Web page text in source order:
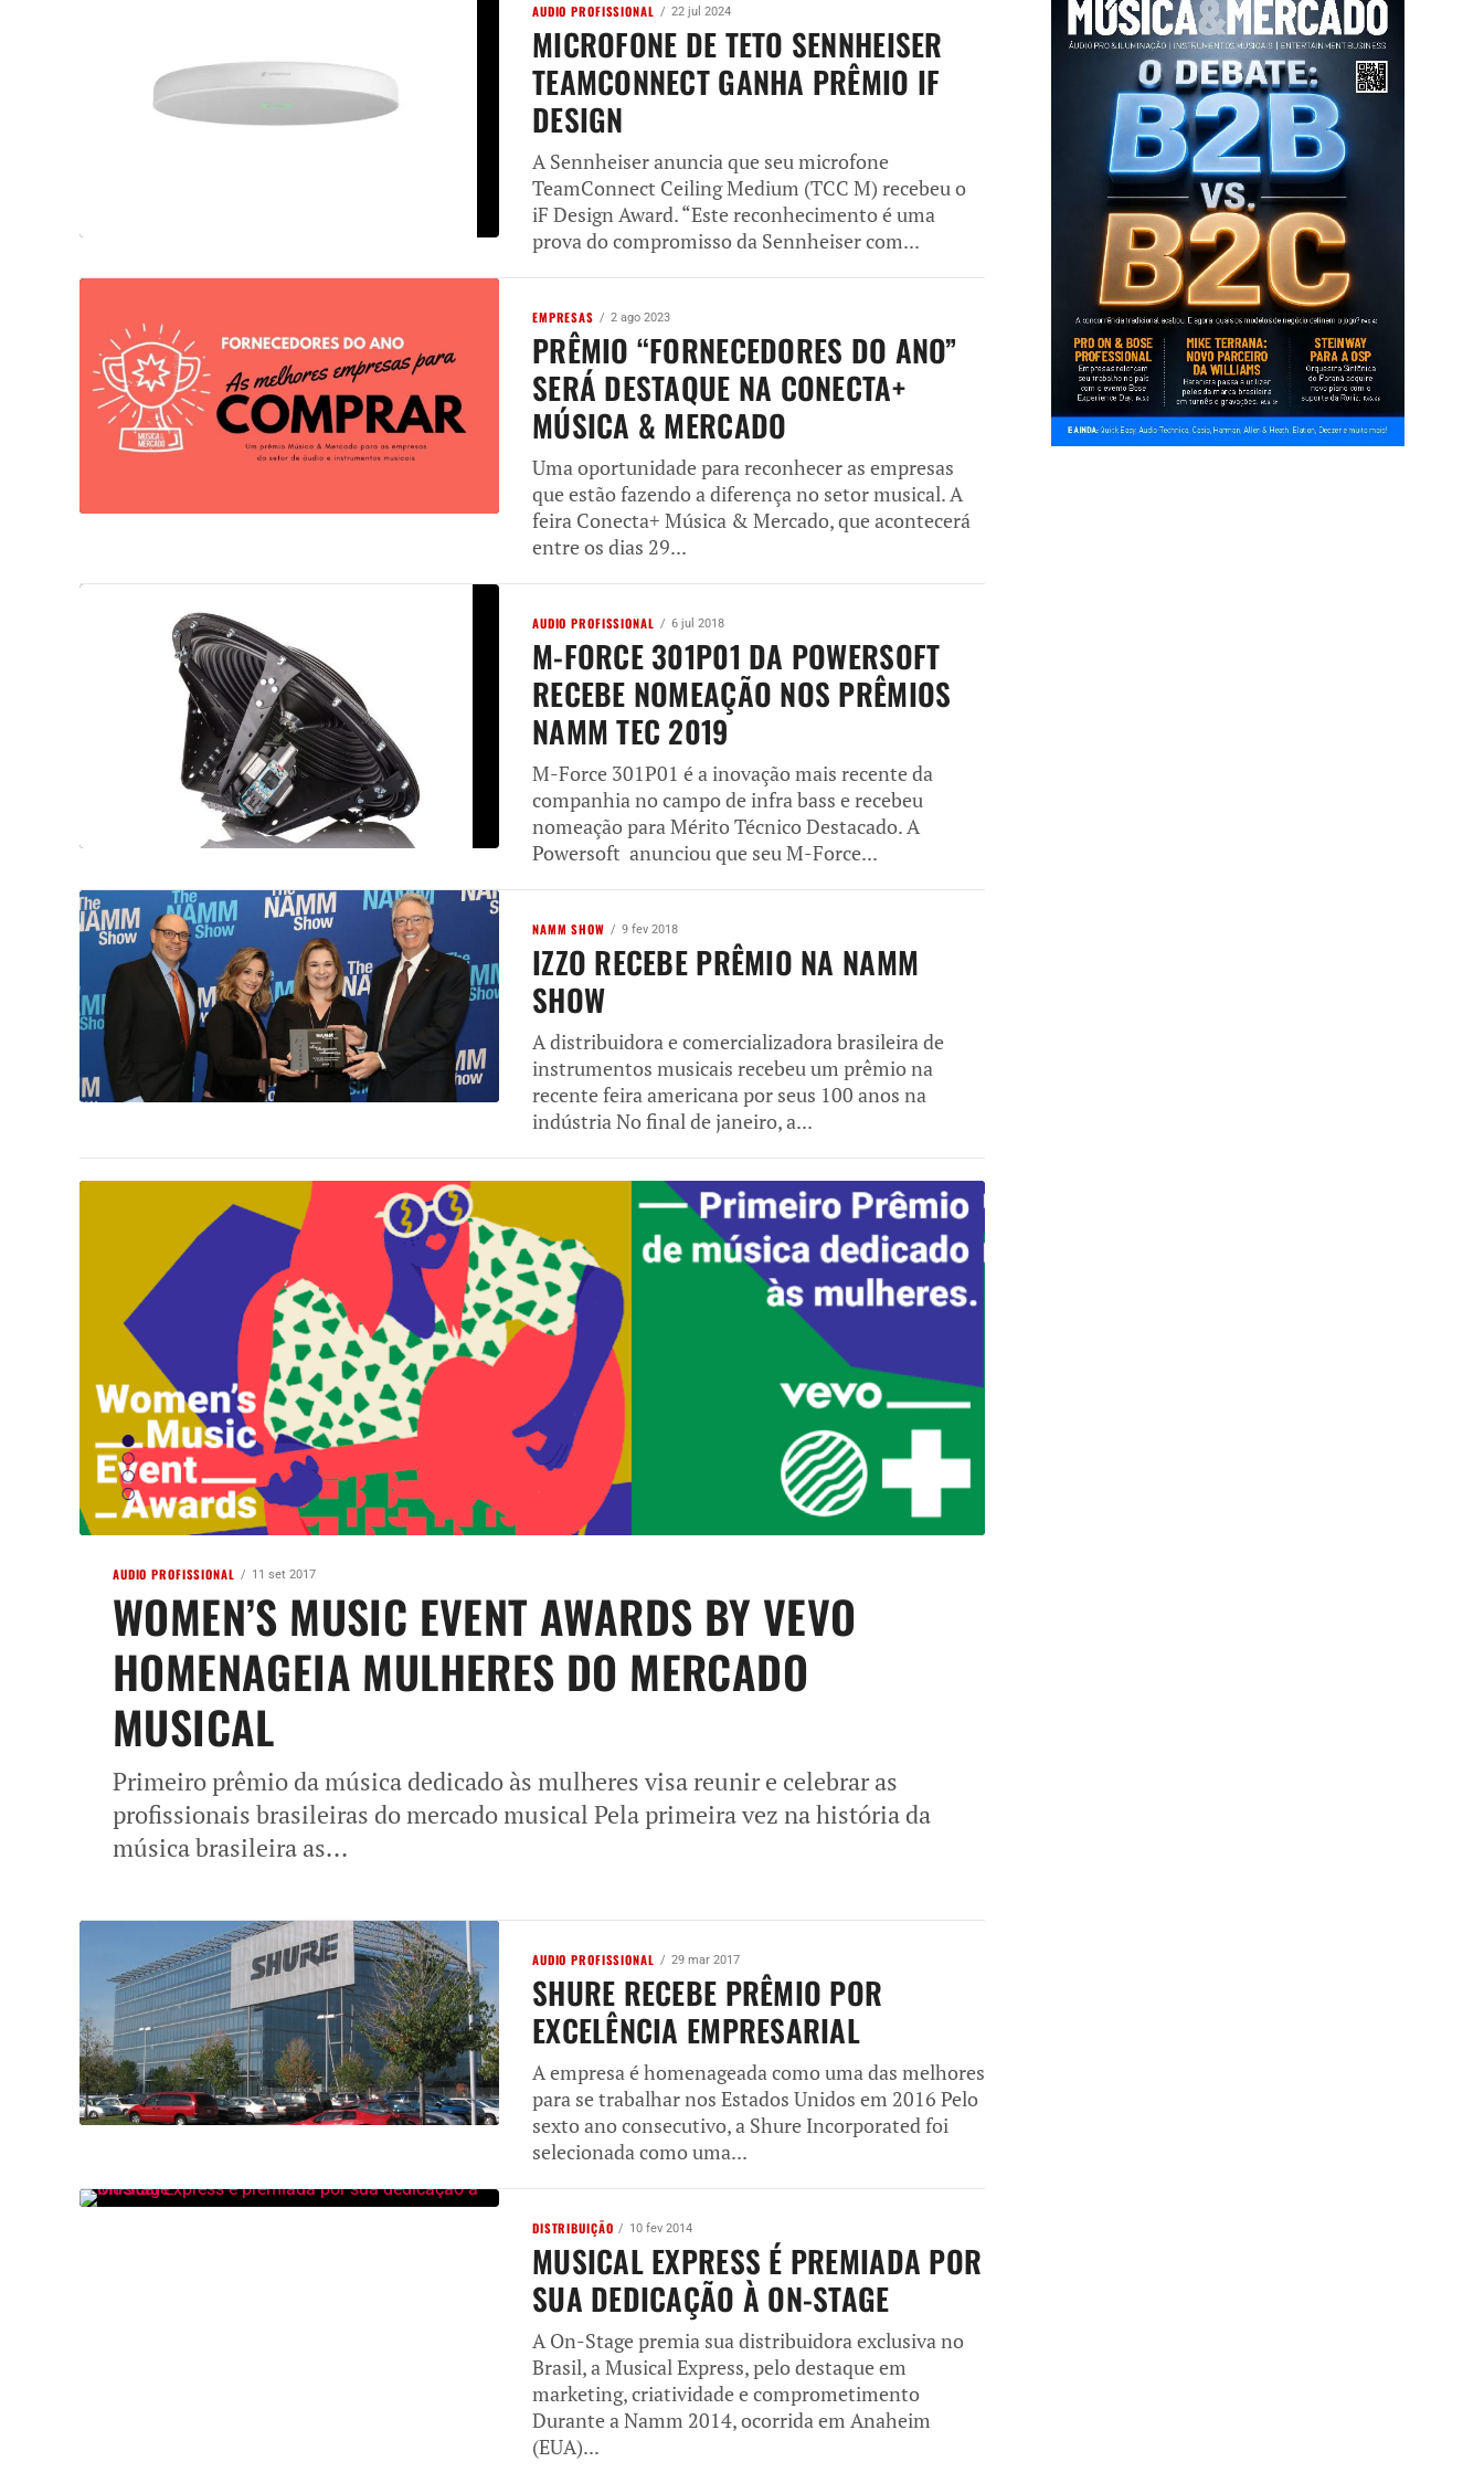
AUDIO PROFISSIONAL 22 jul 2024
MICROFONE DE TETO SENNHEISER
TEAMCONNECT GANHA PRÊMIO IF
DESIGN
A Sennheiser anuncia que seu microfone
TeamConnect Ceiling Medium (TCC M) recebeu o
iF Design Award. “Este reconhecimento é uma
prova do compromisso da Sennheiser com...
EMPRESAS 2 ago 2023
PRÊMIO “FORNECEDORES DO ANO”
SERÁ DESTAQUE NA CONECTA+
MÚSICA & MERCADO
Uma oportunidade para reconhecer as empresas
que estão fazendo a diferença no setor musical. A
feira Conecta+ Música & Mercado, que acontecerá
entre os dias 29...
AUDIO PROFISSIONAL 6 jul 2018
M-FORCE 301P01 DA POWERSOFT
RECEBE NOMEAÇÃO NOS PRÊMIOS
NAMM TEC 2019
M-Force 301P01 é a inovação mais recente da
companhia no campo de infra bass e recebeu
nomeação para Mérito Técnico Destacado. A
Powersoft anunciou que seu M-Force...
NAMM SHOW 9 fev 2018
IZZO RECEBE PRÊMIO NA NAMM
SHOW
A distribuidora e comercializadora brasileira de
instrumentos musicais recebeu um prêmio na
recente feira americana por seus 100 anos na
indústria No final de janeiro, a...
AUDIO PROFISSIONAL 11 set 2017
WOMEN’S MUSIC EVENT AWARDS BY VEVO
HOMENAGEIA MULHERES DO MERCADO
MUSICAL
Primeiro prêmio da música dedicado às mulheres visa reunir e celebrar as
profissionais brasileiras do mercado musical Pela primeira vez na história da
música brasileira as...
AUDIO PROFISSIONAL 29 mar 2017
SHURE RECEBE PRÊMIO POR
EXCELÊNCIA EMPRESARIAL
A empresa é homenageada como uma das melhores
para se trabalhar nos Estados Unidos em 2016 Pelo
sexto ano consecutivo, a Shure Incorporated foi
selecionada como uma...
DISTRIBUIÇÃO 10 fev 2014
MUSICAL EXPRESS É PREMIADA POR
SUA DEDICAÇÃO À ON-STAGE
A On-Stage premia sua distribuidora exclusiva no
Brasil, a Musical Express, pelo destaque em
marketing, criatividade e comprometimento
Durante a Namm 2014, ocorrida em Anaheim
(EUA)...